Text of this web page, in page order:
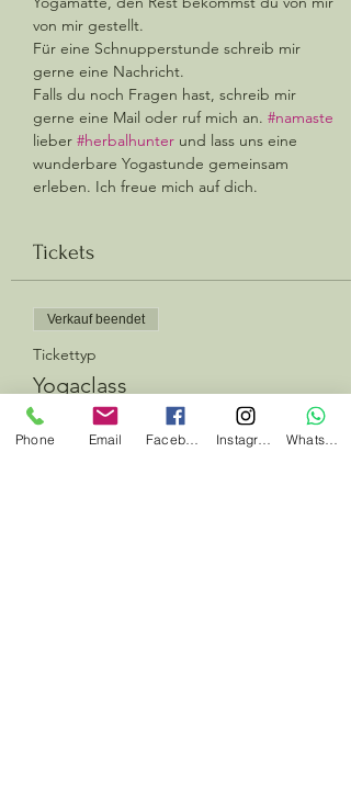
von mir gestellt.
Für eine Schnupperstunde schreib mir
gerne eine Nachricht.
Falls du noch Fragen hast, schreib mir
gerne eine Mail oder ruf mich an. #namaste
lieber #herbalhunter und lass uns eine
wunderbare Yogastunde gemeinsam
erleben. Ich freue mich auf dich.
Tickets
Verkauf beendet
Tickettyp
Yogaclass
Preis
Phone Email